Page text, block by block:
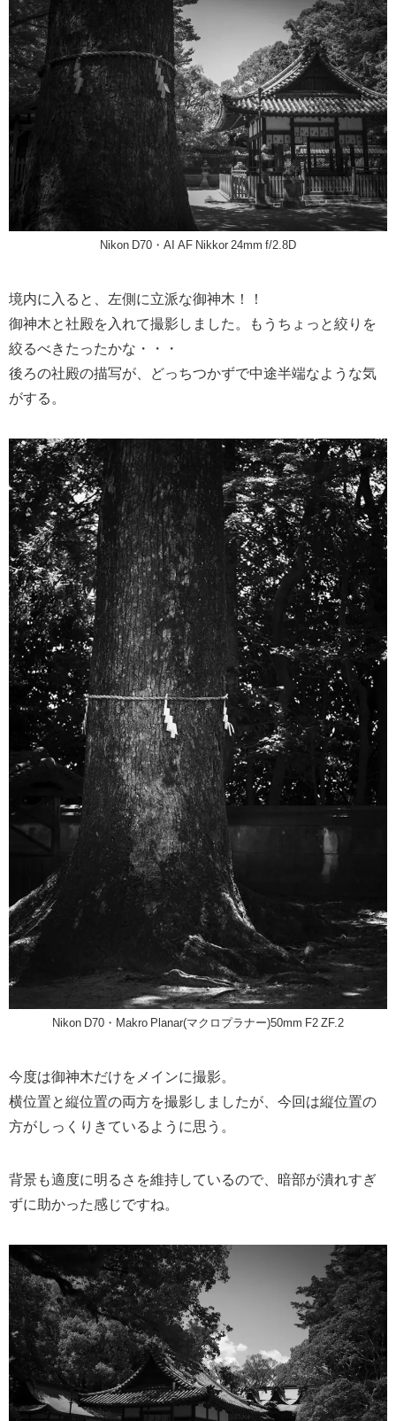
Nikon D70・AI AF Nikkor 24mm f/2.8D
境内に入ると、左側に立派な御神木！！
御神木と社殿を入れて撮影しました。もうちょっと絞りを
絞るべきたったかな・・・
後ろの社殿の描写が、どっちつかずで中途半端なような気
がする。
Nikon D70・Makro Planar(マクロプラナー)50mm F2 ZF.2
今度は御神木だけをメインに撮影。
横位置と縦位置の両方を撮影しましたが、今回は縦位置の
方がしっくりきているように思う。
背景も適度に明るさを維持しているので、暗部が潰れすぎ
ずに助かった感じですね。